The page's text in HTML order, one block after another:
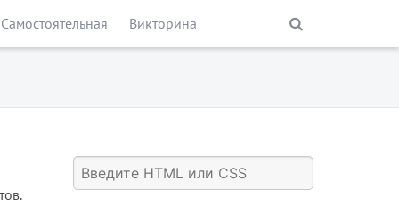
Самостоятельная Викторина